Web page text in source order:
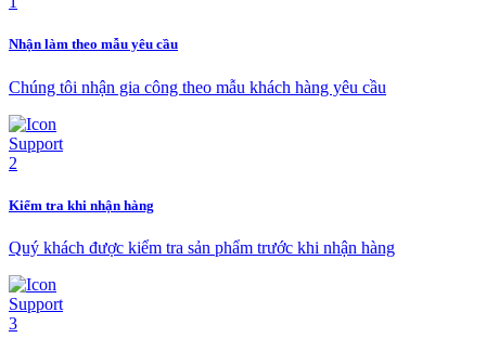
Nhận làm theo mẫu yêu cầu
Chúng tôi nhận gia công theo mẫu khách hàng yêu cầu
Kiểm tra khi nhận hàng
Quý khách được kiểm tra sản phẩm trước khi nhận hàng